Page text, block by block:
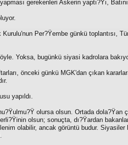
gerekenleri Askerin yaptı?Ÿı,
Kurulu'nun Per?Ÿembe günkü toplantısı,
Yoksa, bugünkü siyasi kadrolara
önceki günkü MGK'dan çıkan
yapıldı.
olursa olsun. Ortada
olsun; sonuçta, dı?Ÿardan
olabilir, ancak görüntü budur.